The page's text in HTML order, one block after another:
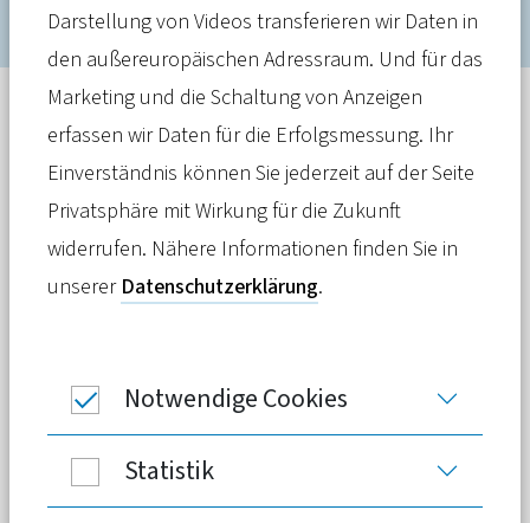
Meldung 25. Juni 2026
Wie können Präventionund
Gesundheitsförderung einen Beitrag zu
einer gesunden Arbeitswelt leisten?
Dieser Frage stand im Mittelpunkt des
Präventionskonferenz (NPK) am 23. Juni
in Berlin. Der PKV-Verband ist
stimmberechtigtes Mitglied der NPK.
Darstellung von Videos transferieren wir Daten in
den außereuropäischen Adressraum. Und für das
Marketing und die Schaltung von Anzeigen
erfassen wir Daten für die Erfolgsmessung. Ihr
Einverständnis können Sie jederzeit auf der Seite
Privatsphäre mit Wirkung für die Zukunft
widerrufen. Nähere Informationen finden Sie in
unserer Datenschutzerklärung.
Notwendige Cookies
Statistik